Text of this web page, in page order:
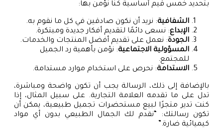
بتحديد خمس قيم أساسية كنا نؤمن بها:
الشفافية: نريد أن نكون صادقين في كل ما نقوم به.
الإبداع: نسعى دائمًا لتقديم أفكار جديدة ومبتكرة.
الجودة: نعمل على تقديم أفضل المنتجات والخدمات.
المسؤولية الاجتماعية: نؤمن بأهمية رد الجميل
للمجتمع.
الاستدامة: نحرص على استخدام موارد مستدامة.
بالإضافة إلى ذلك، الرسالة يجب أن تكون واضحة ومباشرة،
تدل على ما تقدمه العلامة التجارية. على سبيل المثال، إذا
كنت تدير متجرًا لبيع مستحضرات تجميل طبيعية، يمكن أن
تكون رسالتك: “نقدم لك الجمال الطبيعي بدون أي مواد
كيميائية ضارة.”